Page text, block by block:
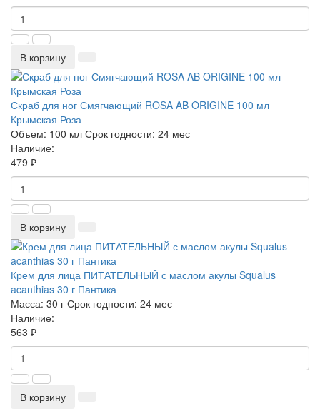
В корзину
Скраб для ног Смягчающий ROSA AB ORIGINE 100 мл
Крымская Роза
Объем: 100 мл Срок годности: 24 мес
Наличие:
479 ₽
В корзину
Крем для лица ПИТАТЕЛЬНЫЙ с маслом акулы Squalus
acanthias 30 г Пантика
Масса: 30 г Срок годности: 24 мес
Наличие:
563 ₽
В корзину